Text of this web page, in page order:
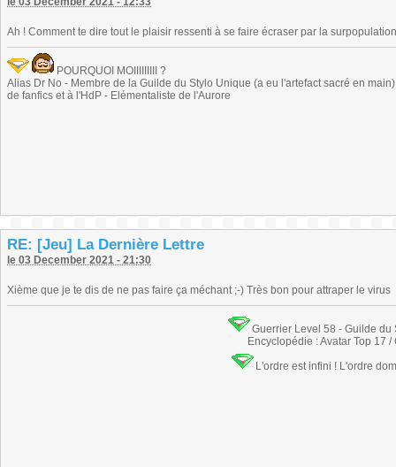
Ah ! Comment te dire tout le plaisir ressenti à se faire écraser par la
POURQUOI MOIIIIIIIII ?
Alias Dr No - Membre de la Guilde du Stylo Unique (a eu l'artefact sacré en
de fanfics et à l'HdP - Elémentaliste de l'Aurore
RE: [Jeu] La Dernière Lettre
le 03 December 2021 - 21:30
Xième que je te dis de ne pas faire ça méchant ;-) Très bon pour attraper le virus
Guerrier Level 58 - Guilde
Encyclopédie : Avatar Top 17 /
L'ordre est infini ! L'ordre